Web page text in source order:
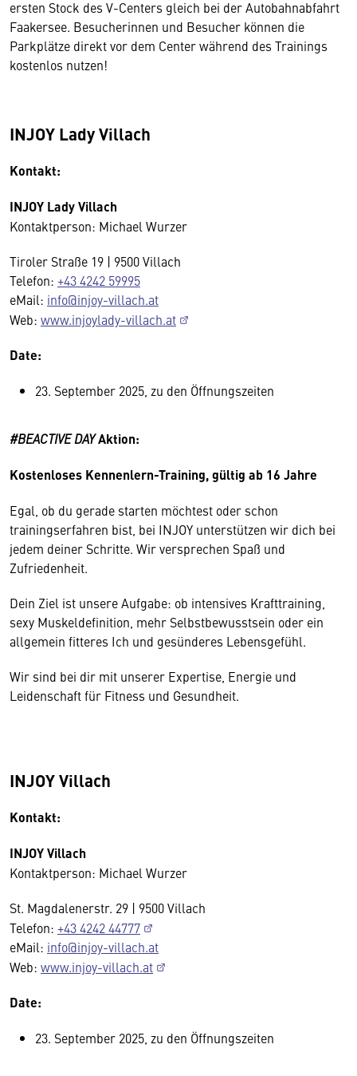
ersten Stock des V-Centers gleich bei der Autobahnabfahrt
Faakersee. Besucherinnen und Besucher können die
Parkplätze direkt vor dem Center während des Trainings
kostenlos nutzen!
INJOY Lady Villach
Kontakt:
INJOY Lady Villach
Kontaktperson: Michael Wurzer
Tiroler Straße 19 | 9500 Villach
Telefon: +43 4242 59995
eMail: info@injoy-villach.at
Web: www.injoylady-villach.at
Date:
23. September 2025, zu den Öffnungszeiten
#BEACTIVE DAYAktion:
Kostenloses Kennenlern-Training, gültig ab 16 Jahre
Egal, ob du gerade starten möchtest oder schon
trainingserfahren bist, bei INJOY unterstützen wir dich bei
jedem deiner Schritte. Wir versprechen Spaß und
Zufriedenheit.
Dein Ziel ist unsere Aufgabe: ob intensives Krafttraining,
sexy Muskeldefinition, mehr Selbstbewusstsein oder ein
allgemein fitteres Ich und gesünderes Lebensgefühl.
Wir sind bei dir mit unserer Expertise, Energie und
Leidenschaft für Fitness und Gesundheit.
INJOY Villach
Kontakt:
INJOY Villach
Kontaktperson: Michael Wurzer
St. Magdalenerstr. 29 | 9500 Villach
Telefon: +43 4242 44777
eMail: info@injoy-villach.at
Web: www.injoy-villach.at
Date:
23. September 2025, zu den Öffnungszeiten